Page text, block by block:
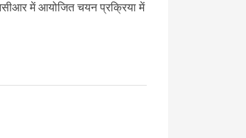
में आयोजित चयन प्रक्रिया में